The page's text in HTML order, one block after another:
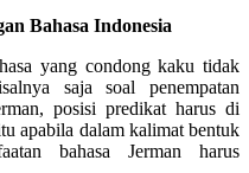
Bahasa Indonesia
yang condong kaku tidak
saja soal penempatan
posisi predikat harus di
apabila dalam kalimat bentuk
bahasa Jerman harus